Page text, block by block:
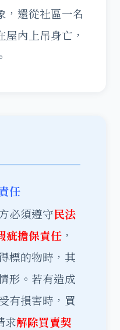
，還從社區一名
內上吊身亡，
任
必須遵守民法
疵擔保責任 ，
標的物時，其
形。若有造成
有損害時，買
求解除買賣契